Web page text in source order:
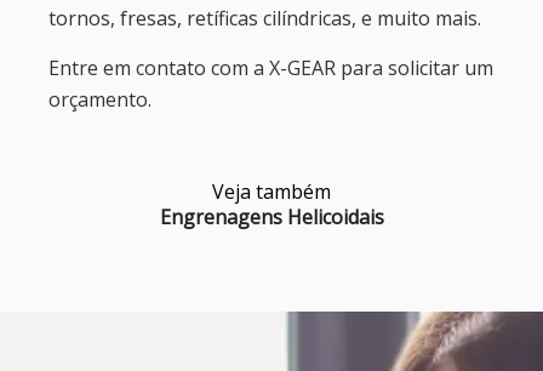
tornos, fresas, retíficas cilíndricas, e muito mais.
Entre em contato com a X-GEAR para solicitar um
orçamento.
Veja também
Engrenagens Helicoidais